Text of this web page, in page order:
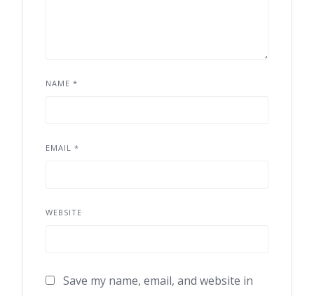
NAME *
EMAIL *
WEBSITE
Save my name, email, and website in